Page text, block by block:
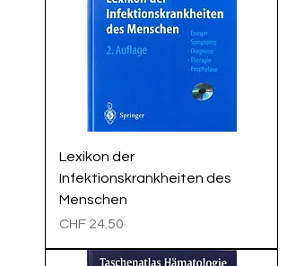
Lexikon der
Infektionskrankheiten des
Menschen
Preis
CHF 24.50